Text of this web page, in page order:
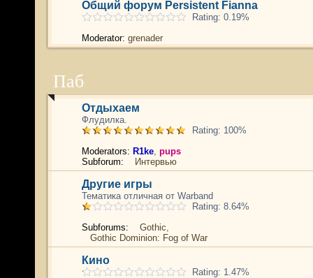
Общий форум Persistent Fianna
Rating: 0.19%
Moderator: grenader
Паб
Отдыхаем
Флудилка.
Rating: 100%
Moderators: R1ke, pups
Subforum:
Интервью
Другие игры
Тематика отличная от Warband
Rating: 8.64%
Subforums:
Gothic,
Gothic Dominion: Fog of War
Кино
Rating: 1.47%